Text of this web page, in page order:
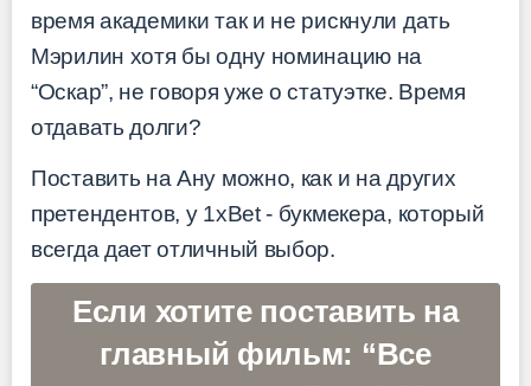
время академики так и не рискнули дать
Мэрилин хотя бы одну номинацию на
“Оскар”, не говоря уже о статуэтке. Время
отдавать долги?
Поставить на Ану можно, как и на других
претендентов, у 1xBet - букмекера, который
всегда дает отличный выбор.
Если хотите поставить на
главный фильм: “Все